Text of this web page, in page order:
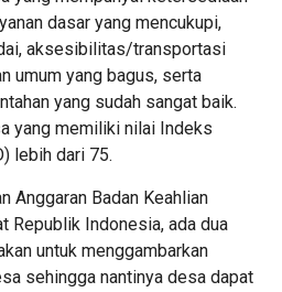
dasar yang mencukupi,
aksesibilitas/transportasi
umum yang bagus, serta
yang sudah sangat baik.
yang memiliki nilai Indeks
lebih dari 75.
Anggaran Badan Keahlian
Republik Indonesia, ada dua
untuk menggambarkan
sehingga nantinya desa dapat